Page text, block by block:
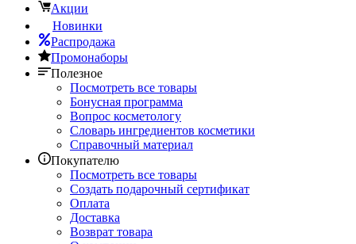
Акции
Новинки
Распродажа
Промонаборы
Полезное
Посмотреть все товары
Бонусная программа
Вопрос косметологу
Словарь ингредиентов косметики
Справочный материал
Покупателю
Посмотреть все товары
Создать подарочный сертификат
Оплата
Доставка
Возврат товара